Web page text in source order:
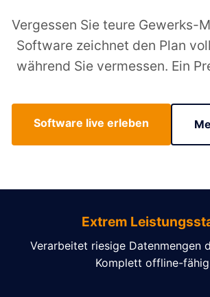
Vergessen Sie teure Gewerks-
Software zeichnet den Plan
während Sie vermessen. Ein
Software live erleben
Extrem
Verarbeitet riesige Datenmengen
Komplett offline-